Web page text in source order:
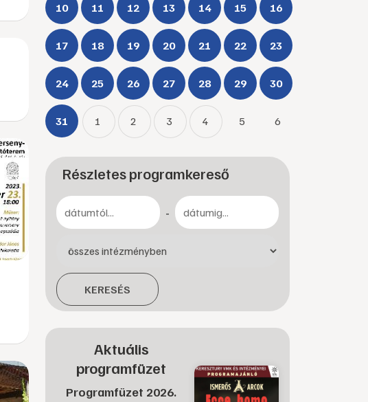
10 11 12 13 14 15 16
17 18 19 20 21 22 23
24 25 26 27 28 29 30
31 1 2 3 4 5 6
Részletes programkereső
-
KERESÉS
Aktuális
programfüzet
Programfüzet 2026.